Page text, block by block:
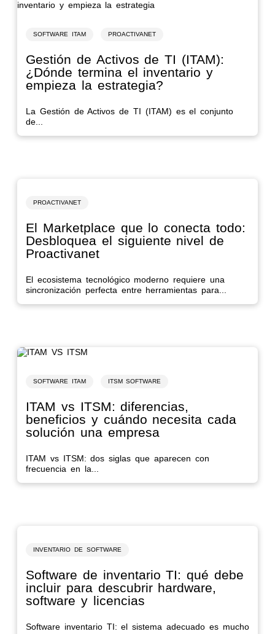
SOFTWARE ITAM PROACTIVANET
Gestión de Activos de TI (ITAM):
¿Dónde termina el inventario y
empieza la estrategia?
La Gestión de Activos de TI (ITAM) es el conjunto
de...
PROACTIVANET
El Marketplace que lo conecta todo:
Desbloquea el siguiente nivel de
Proactivanet
El ecosistema tecnológico moderno requiere una
sincronización perfecta entre herramientas para...
SOFTWARE ITAM ITSM SOFTWARE
ITAM vs ITSM: diferencias,
beneficios y cuándo necesita cada
solución una empresa
ITAM vs ITSM: dos siglas que aparecen con
frecuencia en la...
INVENTARIO DE SOFTWARE
Software de inventario TI: qué debe
incluir para descubrir hardware,
software y licencias
Software inventario TI: el sistema adecuado es mucho